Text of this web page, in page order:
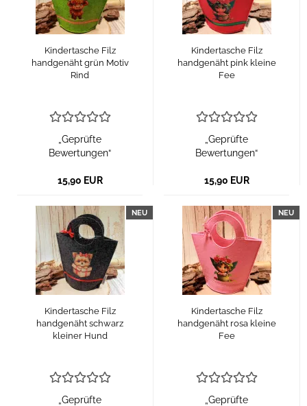
Kindertasche Filz
handgenäht grün Motiv
Rind
„Geprüfte
Bewertungen“
15,90 EUR
Kindertasche Filz
handgenäht pink kleine
Fee
„Geprüfte
Bewertungen“
15,90 EUR
NEU
Kindertasche Filz
handgenäht schwarz
kleiner Hund
„Geprüfte
NEU
Kindertasche Filz
handgenäht rosa kleine
Fee
„Geprüfte